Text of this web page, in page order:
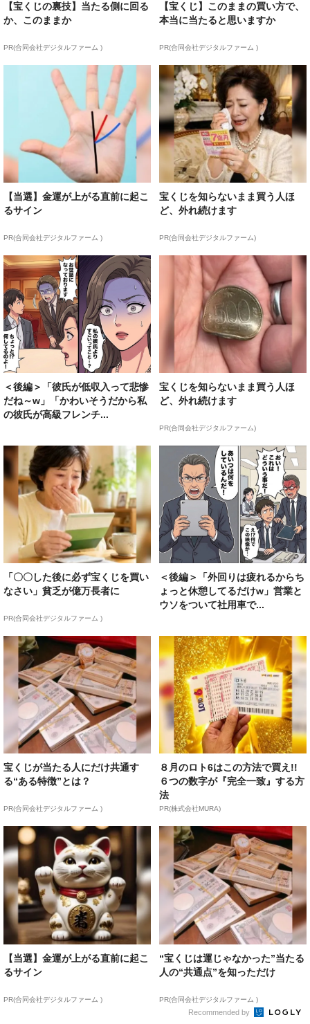
【宝くじの裏技】当たる側に回る
か、このままか
PR(合同会社デジタルファーム )
【宝くじ】このままの買い方で、
本当に当たると思いますか
PR(合同会社デジタルファーム )
【当選】金運が上がる直前に起こ
るサイン
PR(合同会社デジタルファーム )
宝くじを知らないまま買う人ほ
ど、外れ続けます
PR(合同会社デジタルファーム)
＜後編＞「彼氏が低収入って悲惨
だね～w」「かわいそうだから私
の彼氏が高級フレンチ...
宝くじを知らないまま買う人ほ
ど、外れ続けます
PR(合同会社デジタルファーム)
「〇〇した後に必ず宝くじを買い
なさい」貧乏が億万長者に
PR(合同会社デジタルファーム )
＜後編＞「外回りは疲れるからち
ょっと休憩してるだけw」営業と
ウソをついて社用車で...
宝くじが当たる人にだけ共通す
る“ある特徴”とは？
PR(合同会社デジタルファーム )
８月のロト6はこの方法で買え!!
６つの数字が『完全一致』する方
法
PR(株式会社MURA)
【当選】金運が上がる直前に起こ
るサイン
PR(合同会社デジタルファーム )
“宝くじは運じゃなかった”当たる
人の“共通点”を知っただけ
PR(合同会社デジタルファーム )
Recommended by